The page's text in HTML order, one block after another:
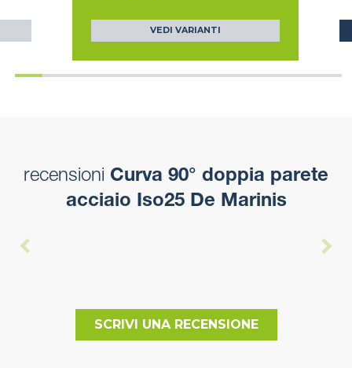
VEDI VARIANTI
recensioni Curva 90° doppia parete
acciaio Iso25 De Marinis
SCRIVI UNA RECENSIONE